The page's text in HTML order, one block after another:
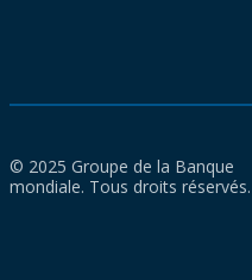
© 2025 Groupe de la Banque
mondiale. Tous droits réservés.